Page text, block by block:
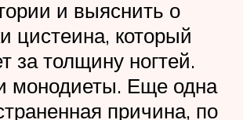
и выяснить о
цистеина, который
за толщину ногтей.
монодиеты. Еще одна
причина, по